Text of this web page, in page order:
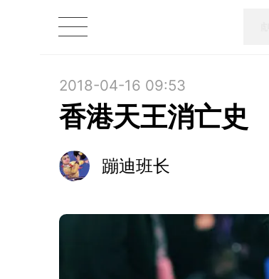
2018-04-16 09:53
香港天王消亡史
蹦迪班长